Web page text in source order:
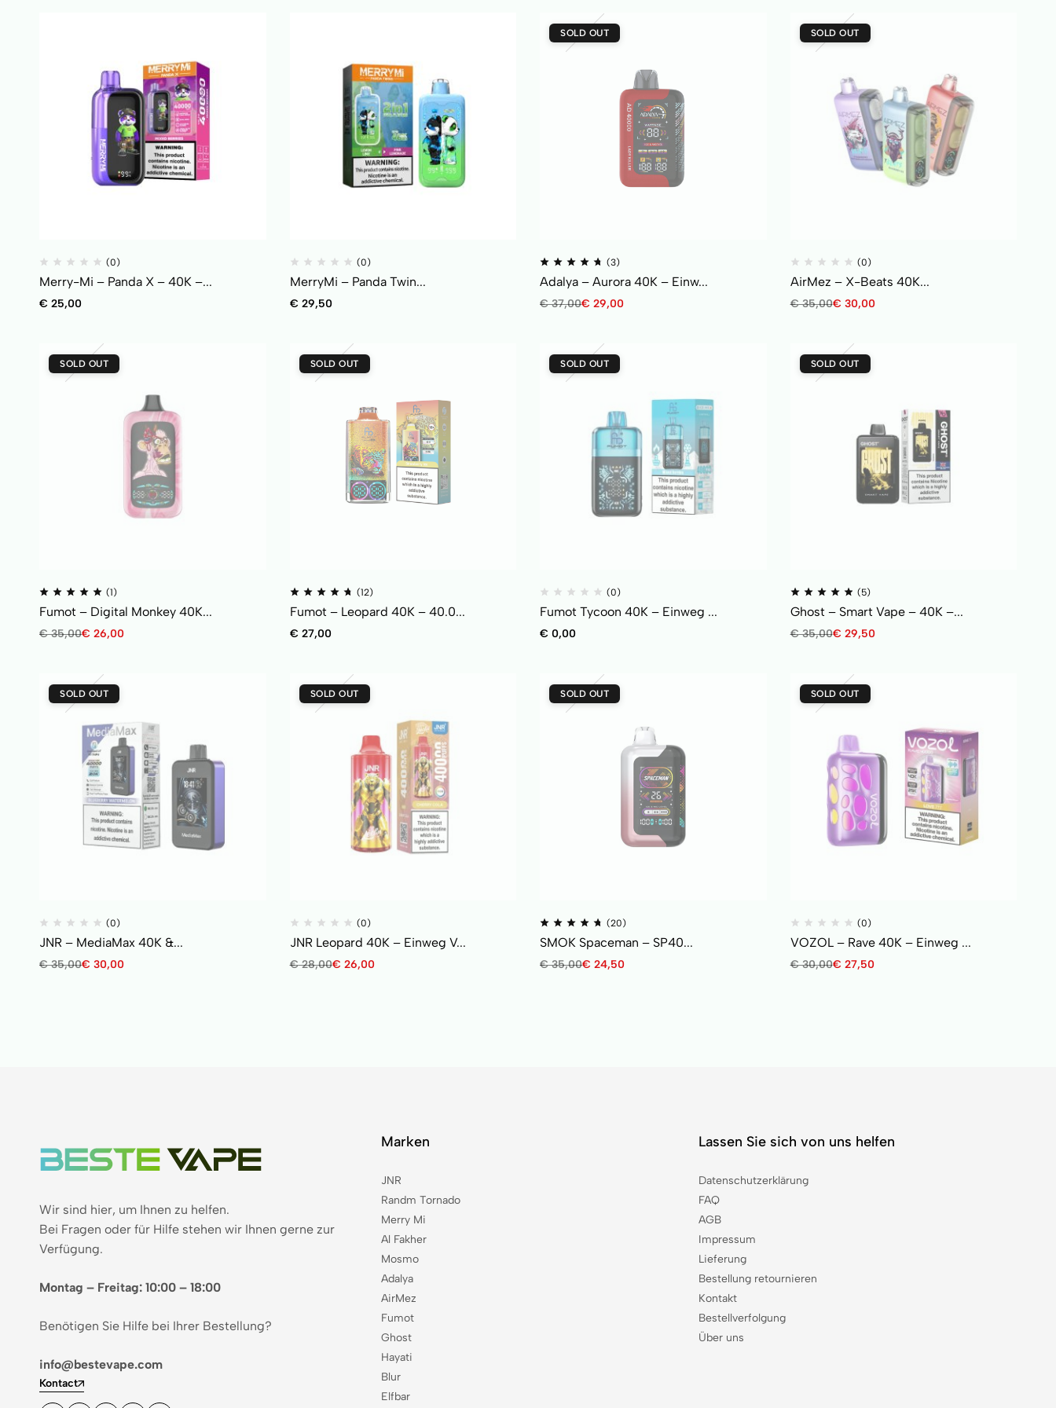
(0)
Merry-Mi – Panda X – 40K –...
€ 25,00
(0)
MerryMi – Panda Twin...
€ 29,50
SOLD OUT
(3)
Adalya – Aurora 40K – Einw...
€37,00€ 29,00
SOLD OUT
(0)
AirMez – X-Beats 40K...
€35,00€ 30,00
SOLD OUT
(1)
Fumot – Digital Monkey 40K...
€35,00€ 26,00
SOLD OUT
(12)
Fumot – Leopard 40K – 40.0...
€ 27,00
SOLD OUT
(0)
Fumot Tycoon 40K – Einweg ...
€ 0,00
SOLD OUT
(5)
Ghost – Smart Vape – 40K –...
€35,00€ 29,50
SOLD OUT
(0)
JNR – MediaMax 40K &...
€35,00€ 30,00
SOLD OUT
(0)
JNR Leopard 40K – Einweg V...
€28,00€ 26,00
SOLD OUT
(20)
SMOK Spaceman – SP40...
€35,00€ 24,50
SOLD OUT
(0)
VOZOL – Rave 40K – Einweg ...
€30,00€ 27,50
Wir sind hier, um Ihnen zu helfen.
Bei Fragen oder für Hilfe stehen wir Ihnen gerne zur
Verfügung.
Montag – Freitag: 10:00 – 18:00
Benötigen Sie Hilfe bei Ihrer Bestellung?
info@bestevape.com
Kontact
Marken
JNR
Randm Tornado
Merry Mi
Al Fakher
Mosmo
Adalya
AirMez
Fumot
Ghost
Hayati
Blur
Elfbar
Lassen Sie sich von uns helfen
Datenschutzerklärung
FAQ
AGB
Impressum
Lieferung
Bestellung retournieren
Kontakt
Bestellverfolgung
Über uns